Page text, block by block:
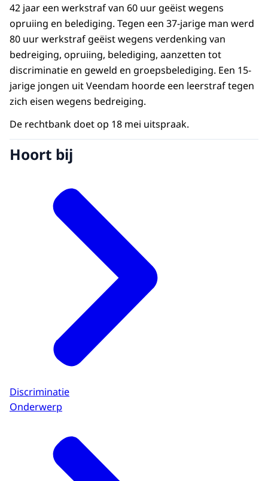
42 jaar een werkstraf van 60 uur geëist wegens
opruiing en belediging. Tegen een 37-jarige man werd
80 uur werkstraf geëist wegens verdenking van
bedreiging, opruiing, belediging, aanzetten tot
discriminatie en geweld en groepsbelediging. Een 15-
jarige jongen uit Veendam hoorde een leerstraf tegen
zich eisen wegens bedreiging.
De rechtbank doet op 18 mei uitspraak.
Hoort bij
Discriminatie
Onderwerp